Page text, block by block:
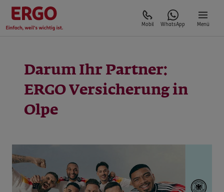
Mobil WhatsApp Menü
Darum Ihr Partner:
ERGO Versicherung in
Olpe